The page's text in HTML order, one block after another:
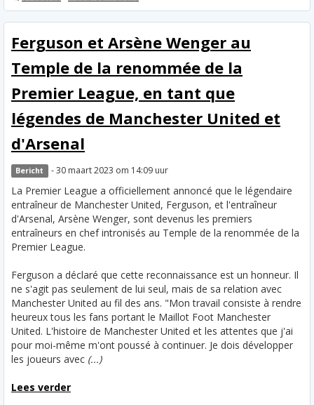
Ferguson et Arsène Wenger au
Temple de la renommée de la
Premier League, en tant que
légendes de Manchester United et
d'Arsenal
Bericht - 30 maart 2023 om 14:09 uur
La Premier League a officiellement annoncé que le légendaire
entraîneur de Manchester United, Ferguson, et l'entraîneur
d'Arsenal, Arsène Wenger, sont devenus les premiers
entraîneurs en chef intronisés au Temple de la renommée de la
Premier League.
Ferguson a déclaré que cette reconnaissance est un honneur. Il
ne s'agit pas seulement de lui seul, mais de sa relation avec
Manchester United au fil des ans. "Mon travail consiste à rendre
heureux tous les fans portant le Maillot Foot Manchester
United. L'histoire de Manchester United et les attentes que j'ai
pour moi-même m'ont poussé à continuer. Je dois développer
les joueurs avec (...)
Lees verder